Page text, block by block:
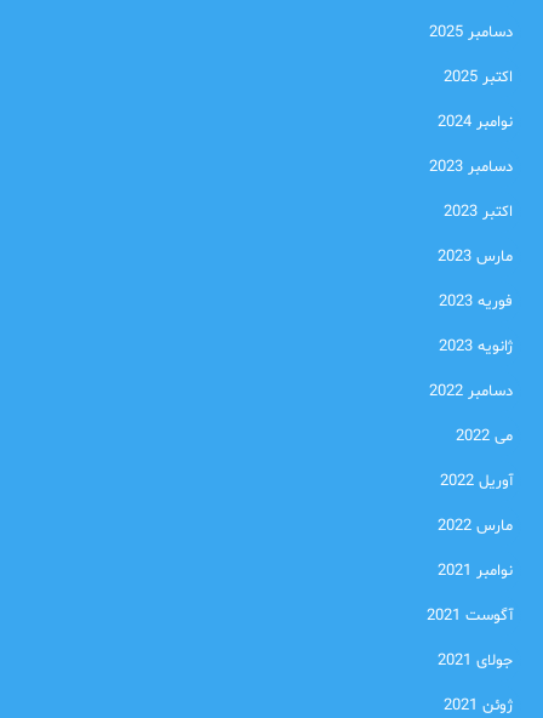
دسامبر 2025
اکتبر 2025
نوامبر 2024
دسامبر 2023
اکتبر 2023
مارس 2023
فوریه 2023
ژانویه 2023
دسامبر 2022
می 2022
آوریل 2022
مارس 2022
نوامبر 2021
آگوست 2021
جولای 2021
ژوئن 2021